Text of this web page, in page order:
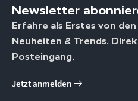
Newsletter
Erfahre als Erstes von
Neuheiten & Trends.
Posteingang.
Jetzt anmelden